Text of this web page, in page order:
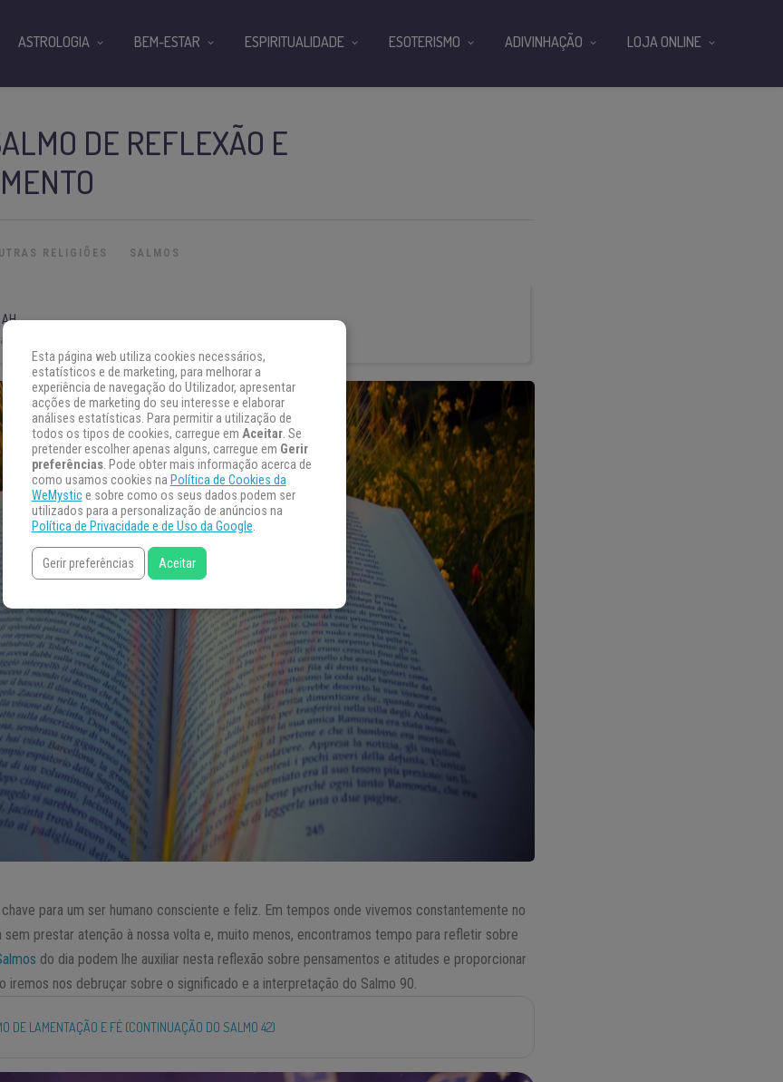
DE REFLEXÃO E
RELIGIÕES SALMOS
para um ser humano consciente e feliz. Em tempos onde vivemos constantemente no
prestar atenção à nossa volta e, muito menos, encontramos tempo para refletir sobre
do dia podem lhe auxiliar nesta reflexão sobre pensamentos e atitudes e proporcionar
iremos nos debruçar sobre o significado e a interpretação do Salmo 90.
DE LAMENTAÇÃO E FÉ (CONTINUAÇÃO DO SALMO 42)
ASTROLOGIA BEM-ESTAR ESPIRITUALIDADE ESOTERISMO ADIVINHAÇÃO LOJA ONLINE
Esta página web utiliza cookies necessários,
estatísticos e de marketing, para melhorar a
experiência de navegação do Utilizador, apresentar
acções de marketing do seu interesse e elaborar
análises estatísticas. Para permitir a utilização de
todos os tipos de cookies, carregue em Aceitar. Se
pretender escolher apenas alguns, carregue em Gerir
preferências. Pode obter mais informação acerca de
como usamos cookies na Política de Cookies da
WeMystice sobre como os seus dados podem ser
utilizados para a personalização de anúncios na
Política de Privacidade e de Uso da Google.
Gerir preferências Aceitar